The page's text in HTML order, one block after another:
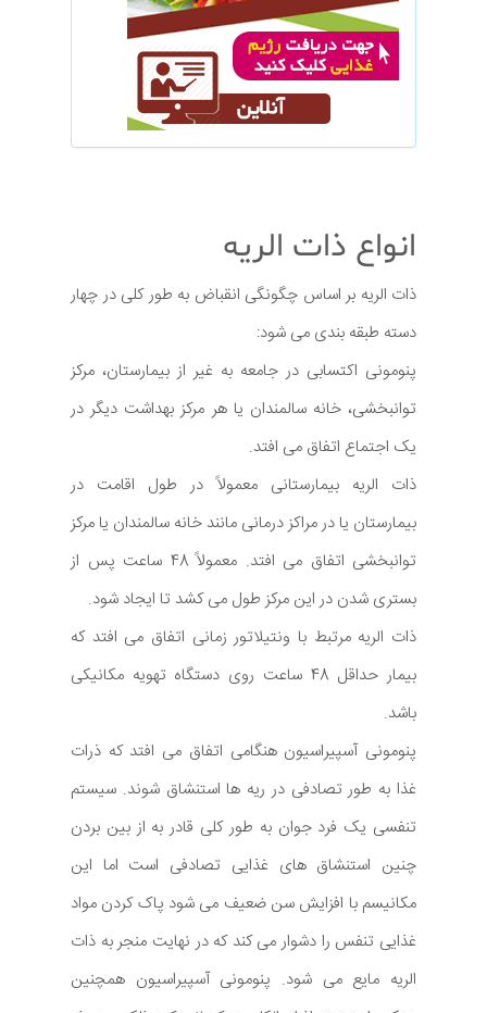
انواع ذات الریه
ذات الریه بر اساس چگونگی انقباض به طور کلی در چهار
دسته طبقه بندی می شود:
پنومونی اکتسابی در جامعه به غیر از بیمارستان، مرکز
توانبخشی، خانه سالمندان یا هر مرکز بهداشت دیگر در
یک اجتماع اتفاق می افتد.
ذات الریه بیمارستانی معمولاً در طول اقامت در
بیمارستان یا در مراکز درمانی مانند خانه سالمندان یا مرکز
توانبخشی اتفاق می افتد. معمولاً 48 ساعت پس از
بستری شدن در این مرکز طول می کشد تا ایجاد شود.
ذات الریه مرتبط با ونتیلاتور زمانی اتفاق می افتد که
بیمار حداقل 48 ساعت روی دستگاه تهویه مکانیکی
باشد.
پنومونی آسپیراسیون هنگامی اتفاق می افتد که ذرات
غذا به طور تصادفی در ریه ها استنشاق شوند. سیستم
تنفسی یک فرد جوان به طور کلی قادر به از بین بردن
چنین استنشاق های غذایی تصادفی است اما این
مکانیسم با افزایش سن ضعیف می شود پاک کردن مواد
غذایی تنفس را دشوار می کند که در نهایت منجر به ذات
الریه مایع می شود. پنومونی آسپیراسیون همچنین